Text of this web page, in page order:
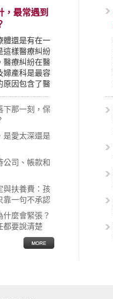
，最常遇到
體還是有在一
這樣醫療糾紛
醫療糾紛在醫
婦產科是最容
原因包含了醫
處置疏失、手
、醫療費用的
醫生與病患
流程，我們如
時究竟該怎
關的內容其實
下那一刻，保
是愛太深還是
公司、帳款和
與扶養費：孩
靠一句不承認
什麼會緊張？
都要說清楚